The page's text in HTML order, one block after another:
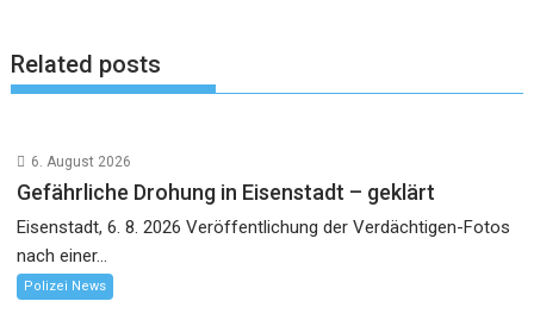
Related posts
6. August 2026
Gefährliche Drohung in Eisenstadt – geklärt
Eisenstadt, 6. 8. 2026 Veröffentlichung der Verdächtigen-Fotos
nach einer...
Polizei News